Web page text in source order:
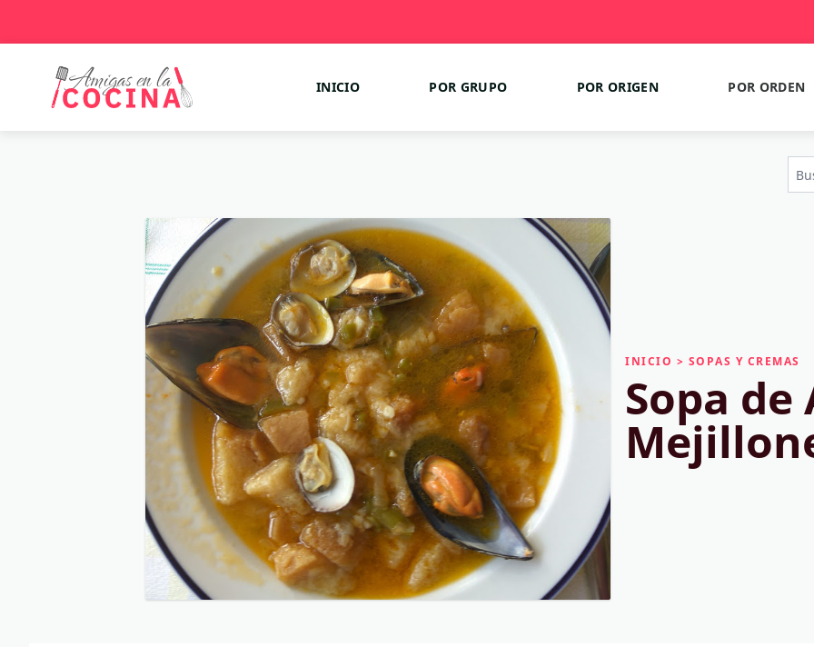
INICIO POR GRUPO POR ORIGEN POR ORDEN
INICIO > SOPAS Y CREMAS
Sopa